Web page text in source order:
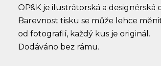
OP&K je ilustrátorská a designérská
Barevnost tisku se může lehce
od fotografií, každý kus je originál.
Dodáváno bez rámu.